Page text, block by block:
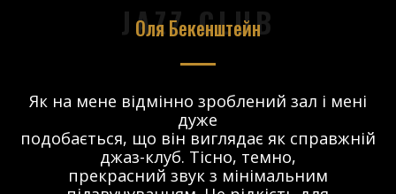
JAZZ CLUB
Оля Бекенштейн
Як на мене відмінно зроблений зал і мені
дуже
подобається, що він виглядає як справжній
джаз-клуб. Тісно, темно,
прекрасний звук з мінімальним